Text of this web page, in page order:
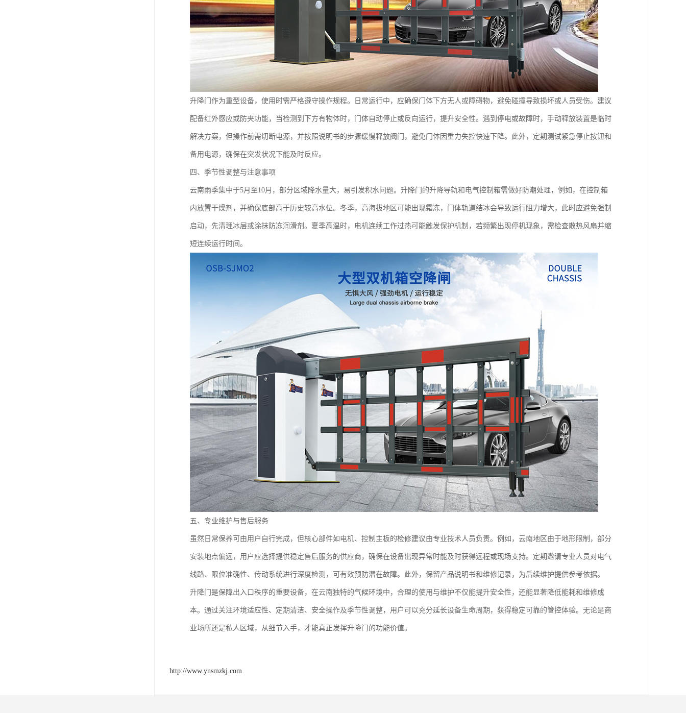
升降门作为重型设备，使用时需严格遵守操作规程。日常运行中，应确保门体下方无人或障碍物，避免碰撞导致损坏或人员受伤。建议
配备红外感应或防夹功能，当检测到下方有物体时，门体自动停止或反向运行，提升安全性。遇到停电或故障时，手动释放装置是临时
解决方案，但操作前需切断电源，并按照说明书的步骤缓慢释放阀门，避免门体因重力失控快速下降。此外，定期测试紧急停止按钮和
备用电源，确保在突发状况下能及时反应。
四、季节性调整与注意事项
云南雨季集中于5月至10月，部分区域降水量大，易引发积水问题。升降门的升降导轨和电气控制箱需做好防潮处理，例如，在控制箱
内放置干燥剂，并确保底部高于历史较高水位。冬季，高海拔地区可能出现霜冻，门体轨道结冰会导致运行阻力增大，此时应避免强制
启动，先清理冰层或涂抹防冻润滑剂。夏季高温时，电机连续工作过热可能触发保护机制，若频繁出现停机现象，需检查散热风扇并缩
短连续运行时间。
五、专业维护与售后服务
虽然日常保养可由用户自行完成，但核心部件如电机、控制主板的检修建议由专业技术人员负责。例如，云南地区由于地形限制，部分
安装地点偏远，用户应选择提供稳定售后服务的供应商，确保在设备出现异常时能及时获得远程或现场支持。定期邀请专业人员对电气
线路、限位准确性、传动系统进行深度检测，可有效预防潜在故障。此外，保留产品说明书和维修记录，为后续维护提供参考依据。
升降门是保障出入口秩序的重要设备，在云南独特的气候环境中，合理的使用与维护不仅能提升安全性，还能显著降低能耗和维修成
本。通过关注环境适应性、定期清洁、安全操作及季节性调整，用户可以充分延长设备生命周期，获得稳定可靠的管控体验。无论是商
业场所还是私人区域，从细节入手，才能真正发挥升降门的功能价值。
http://www.ynsmzkj.com